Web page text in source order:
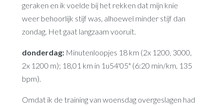
geraken en ik voelde bij het rekken dat mijn knie
weer behoorlijk stijf was, alhoewel minder stijf dan
zondag. Het gaat langzaam vooruit.
donderdag:Minutenloopjes 18 km (2x 1200, 3000,
2x 1200 m); 18,01 km in 1u54'05" (6:20 min/km, 135
bpm).
Omdat ik de training van woensdag overgeslagen had